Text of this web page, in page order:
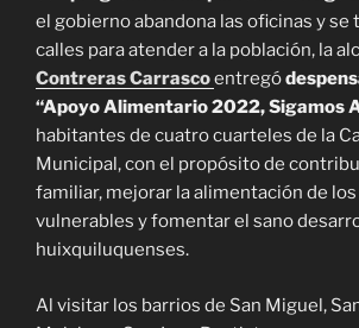
el gobierno abandona las oficinas y se
calles para atender a la población, la
Contreras Carrascoentregó
“Apoyo Alimentario 2022, Sigamos
habitantes de cuatro cuarteles de la
Municipal, con el propósito de
familiar, mejorar la alimentación de
vulnerables y fomentar el sano
huixquiluquenses.
Al visitar los barrios de San Miguel,